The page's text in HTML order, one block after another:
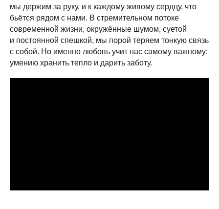
мы держим за руку, и к каждому живому сердцу, что
бьётся рядом с нами. В стремительном потоке
современной жизни, окружённые шумом, суетой
и постоянной спешкой, мы порой теряем тонкую связь
с собой. Но именно любовь учит нас самому важному:
умению хранить тепло и дарить заботу.